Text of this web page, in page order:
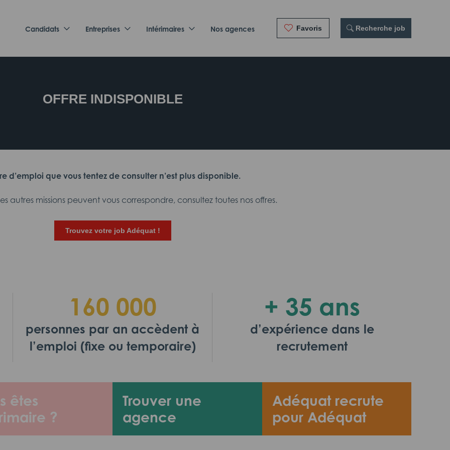
Candidats Entreprises Intérimaires Nos agences Favoris Recherche job
OFFRE INDISPONIBLE
d’emploi que vous tentez de consulter n’est plus disponible.
autres missions peuvent vous correspondre, consultez toutes nos offres.
Trouvez votre job Adéquat !
êtes
?
Trouver une
agence
Adéquat recrute
pour Adéquat
160 000
personnes par an accèdent à
l’emploi (fixe ou temporaire)
+ 35 ans
d’expérience dans le
recrutement